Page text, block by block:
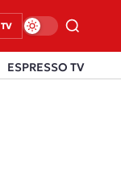
ESPRESSO TV